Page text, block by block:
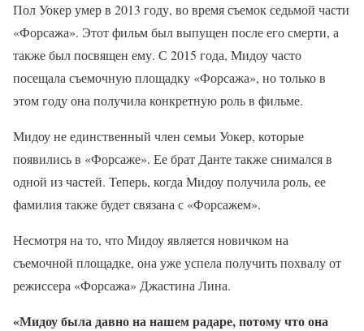
Пол Уокер умер в 2013 году, во время съемок седьмой части
«Форсажа». Этот фильм был выпущен после его смерти, а
также был посвящен ему. С 2015 года, Мидоу часто
посещала съемочную площадку «Форсажа», но только в
этом году она получила конкретную роль в фильме.
Мидоу не единственный член семьи Уокер, которые
появились в «Форсаже». Ее брат Данте также снимался в
одной из частей. Теперь, когда Мидоу получила роль, ее
фамилия также будет связана с «Форсажем».
Несмотря на то, что Мидоу является новичком на
съемочной площадке, она уже успела получить похвалу от
режиссера «Форсажа» Джастина Лина.
«Мидоу была давно на нашем радаре, потому что она